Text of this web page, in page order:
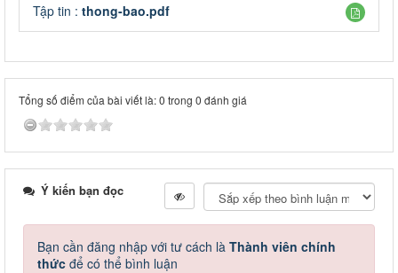
Tập tin : thong-bao.pdf
Tổng số điểm của bài viết là: 0 trong 0 đánh giá
Ý kiến bạn đọc
Bạn cần đăng nhập với tư cách là Thành viên chính
thức để có thể bình luận